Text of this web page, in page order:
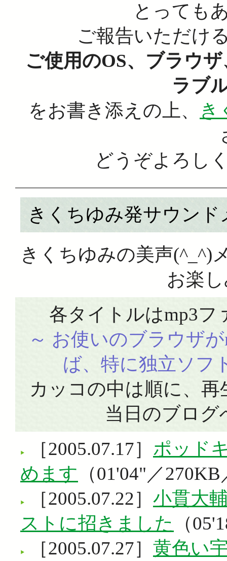
とっても
ご報告いただけ
ご使用のOS、ブラウ
ラブ
をお書き添えの上、
き
どうぞよろし
きくちゆみ発サウン
きくちゆみの美声(^_^)
お楽
各タイトルはmp3
～ お使いのブラウザ
ば、特に独立ソフ
カッコの中は順に、
当日のブロ
［2005.07.17］ ポッド
めます （01'04"／270KB
［2005.07.22］ 小貫大
ストに招きました
（
［2005.07.27］ 黄色い